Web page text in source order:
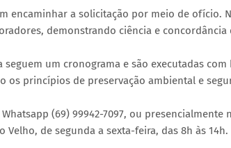
encaminhar a solicitação por meio de ofício.
demonstrando ciência e concordância
seguem um cronograma e são executadas
os princípios de preservação ambiental e
(69) 99942-7097, ou
Velho, de segunda a sexta-feira, das 8h às 14h.